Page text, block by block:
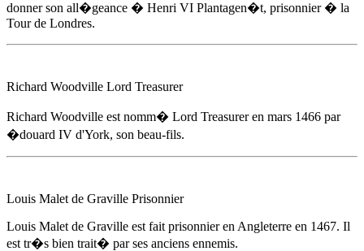
donner son all�geance � Henri VI Plantagen�t, prisonnier � la
Tour de Londres.
Richard Woodville Lord Treasurer
Richard Woodville est nomm� Lord Treasureren mars 1466 par
�douard IV d'York, son beau-fils.
Louis Malet de Graville Prisonnier
Louis Malet de Graville est fait prisonnier en Angleterre en 1467. Il
est tr�s bien trait� par ses anciens ennemis.